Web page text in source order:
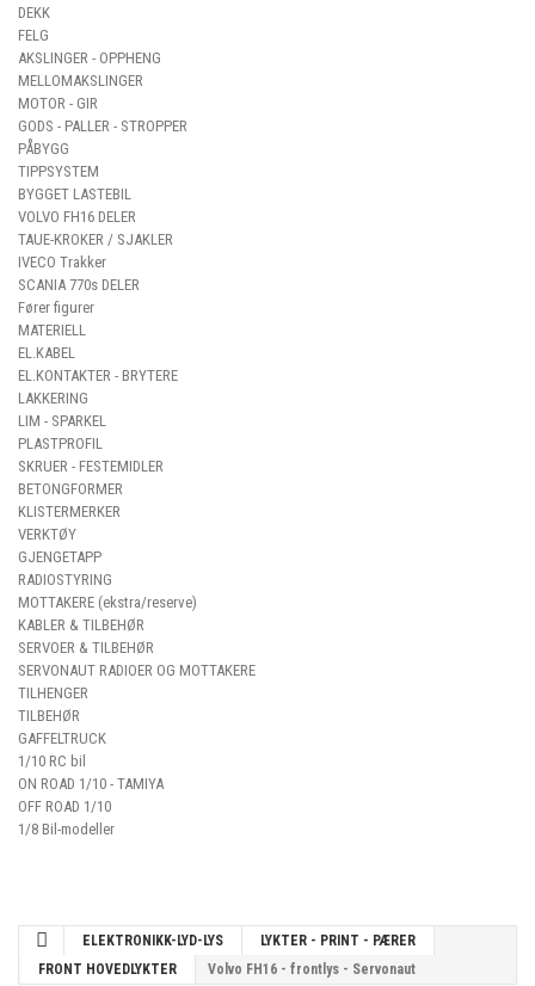
DEKK
FELG
AKSLINGER - OPPHENG
MELLOMAKSLINGER
MOTOR - GIR
GODS - PALLER - STROPPER
PÅBYGG
TIPPSYSTEM
BYGGET LASTEBIL
VOLVO FH16 DELER
TAUE-KROKER / SJAKLER
IVECO Trakker
SCANIA 770s DELER
Fører figurer
MATERIELL
EL.KABEL
EL.KONTAKTER - BRYTERE
LAKKERING
LIM - SPARKEL
PLASTPROFIL
SKRUER - FESTEMIDLER
BETONGFORMER
KLISTERMERKER
VERKTØY
GJENGETAPP
RADIOSTYRING
MOTTAKERE (ekstra/reserve)
KABLER & TILBEHØR
SERVOER & TILBEHØR
SERVONAUT RADIOER OG MOTTAKERE
TILHENGER
TILBEHØR
GAFFELTRUCK
1/10 RC bil
ON ROAD 1/10 - TAMIYA
OFF ROAD 1/10
1/8 Bil-modeller
ELEKTRONIKK-LYD-LYS
LYKTER - PRINT - PÆRER
FRONT HOVEDLYKTER
Volvo FH16 - frontlys - Servonaut